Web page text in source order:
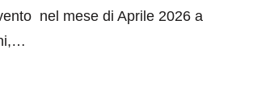
nel mese di Aprile 2026 a